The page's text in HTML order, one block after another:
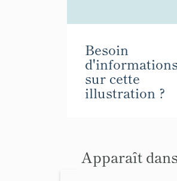
Besoin
sur cette
illustration ?
Apparaît